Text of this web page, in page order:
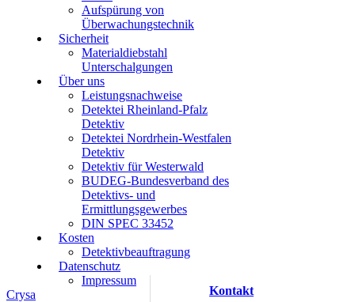
Aufspürung von
Überwachungstechnik
Sicherheit
Materialdiebstahl
Unterschalgungen
Über uns
Leistungsnachweise
Detektei Rheinland-Pfalz
Detektiv
Detektei Nordrhein-Westfalen
Detektiv
Detektiv für Westerwald
BUDEG-Bundesverband des
Detektivs- und
Ermittlungsgewerbes
DIN SPEC 33452
Kosten
Detektivbeauftragung
Datenschutz
Impressum
Kontakt
Crysa